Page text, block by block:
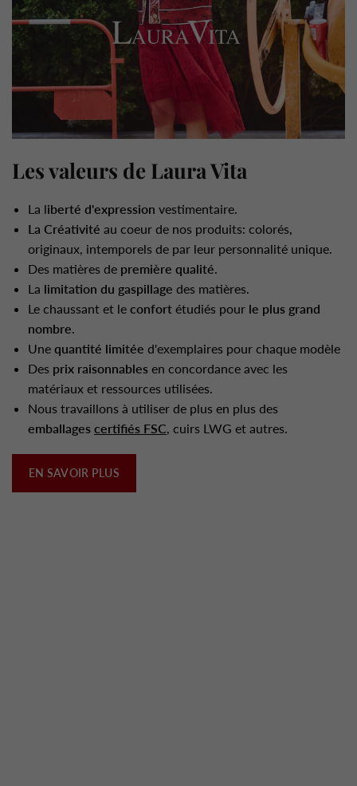
Les valeurs de Laura Vita
La liberté d'expression vestimentaire.
La Créativité au coeur de nos produits: colorés,
originaux, intemporels de par leur personnalité unique.
Des matières de première qualité.
La limitation du gaspillage des matières.
Le chaussant et le confort étudiés pour le plus grand
nombre.
Une quantité limitée d'exemplaires pour chaque modèle
Des prix raisonnables en concordance avec les
matériaux et ressources utilisées.
Nous travaillons à utiliser de plus en plus des
emballages certifiés FSC, cuirs LWG et autres.
EN SAVOIR PLUS